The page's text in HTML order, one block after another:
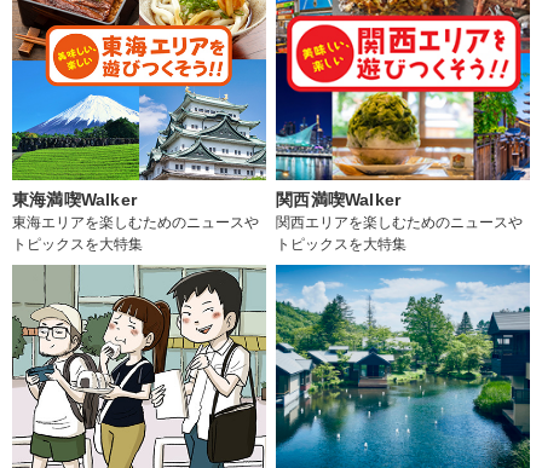
東海満喫Walker
東海エリアを楽しむためのニュースや
トピックスを大特集
関西満喫Walker
関西エリアを楽しむためのニュースや
トピックスを大特集